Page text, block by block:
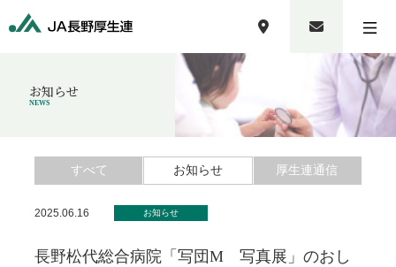
お知らせ
NEWS
すべて お知らせ 厚生連通信
2025.06.16 お知らせ
長野松代総合病院「写団M 写真展」のおし